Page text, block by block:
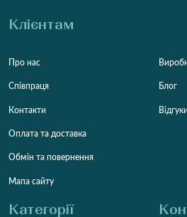
Клієнтам
Про нас
Співпраця
Контакти
Оплата та доставка
Обмін та повернення
Мапа сайту
Блог
Категорії